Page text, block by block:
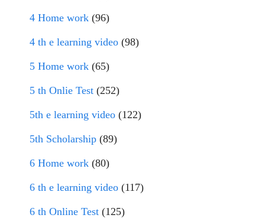
4 Home work (96)
4 th e learning video (98)
5 Home work (65)
5 th Onlie Test (252)
5th e learning video (122)
5th Scholarship (89)
6 Home work (80)
6 th e learning video (117)
6 th Online Test (125)